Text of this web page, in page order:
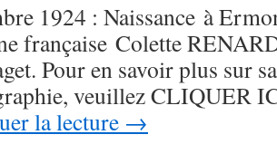
1924 : Naissance à
française Colette
Pour en savoir plus sur
veuillez
la lecture →